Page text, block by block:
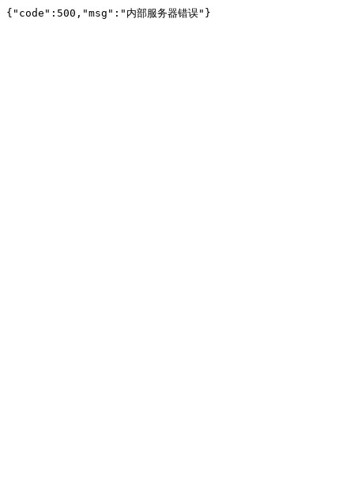
{"code":500,"msg":"内部服务器错误"}